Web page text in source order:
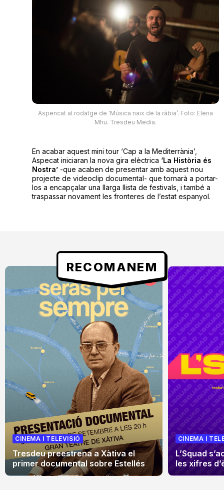
Aspencat al rodatge de ‘Música naix de la ràbia’. Foto: Elena
Mhu. Tresdeu Media.
En acabar aquest mini tour ‘Cap a la Mediterrània’,
Aspecat iniciaran la nova gira elèctrica ‘La Història és
Nostra’ -que acaben de presentar amb aquest nou
projecte de videoclip documental- que tornarà a portar-
los a encapçalar una llarga llista de festivals, i també a
traspassar novament les fronteres de l’estat espanyol.
RECOMANEM
CINEMA I TELEVISIÓ
Tresdeu preestrena a Xàtiva el
primer documental sobre Estellés
CINEMA I
L’Squad
les xifres